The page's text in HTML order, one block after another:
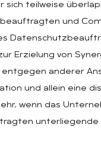
sich teilweise
und
Erzielung von
entgegen anderer
und allein eine
wenn das
unterliegende